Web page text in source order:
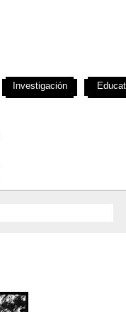
Investigación